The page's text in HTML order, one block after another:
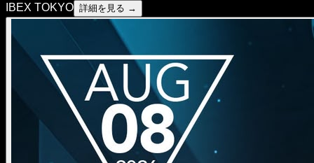
IBEX TOKYO 詳細を見る →